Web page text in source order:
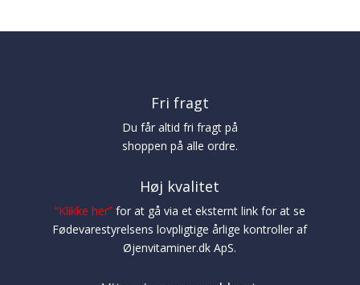
Fri fragt
Du får altid fri fragt på
shoppen på alle ordre.
Høj kvalitet
“Klikke her”for at gå via et eksternt link for at se
Fødevarestyrelsens lovpligtige årlige kontroller af
Øjenvitaminer.dk ApS.